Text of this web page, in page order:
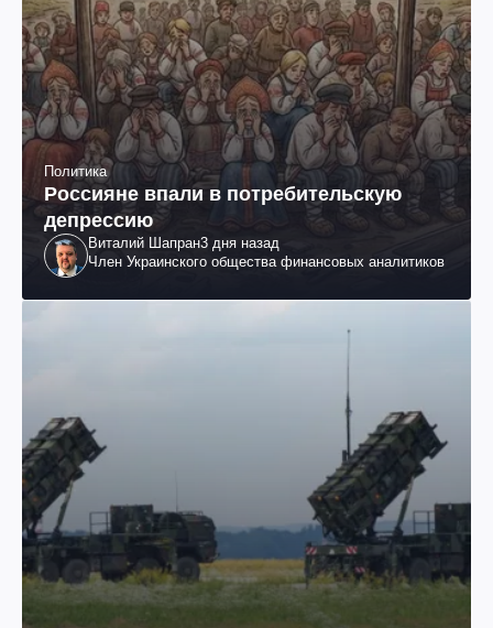
Политика
Россияне впали в потребительскую
депрессию
Виталий Шапран3 дня назад
Член Украинского общества финансовых аналитиков